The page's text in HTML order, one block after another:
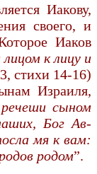
Иакову,
своего, и
Иаков
к лицу и
стихи 14-16)
Израиля,
сыном
Бог Ав­
мя к вам:
родом”.